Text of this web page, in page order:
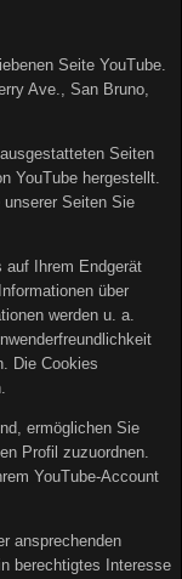
Seite YouTube.
Ave., San Bruno,
Seiten
YouTube hergestellt.
unserer Seiten Sie
auf Ihrem Endgerät
über
werden u. a.
Die Cookies
ermöglichen Sie
Profil zuzuordnen.
YouTube-Account
ansprechenden
berechtigtes Interesse